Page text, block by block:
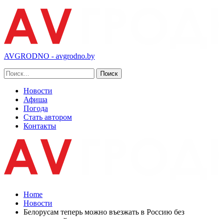
AVGRODNO - avgrodno.by
Новости
Афиша
Погода
Стать автором
Контакты
Home
Новости
Белорусам теперь можно въезжать в Россию без